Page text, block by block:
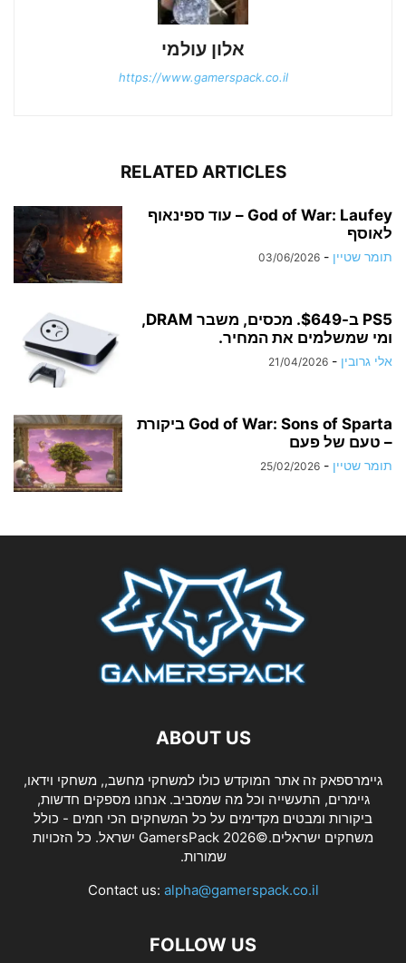
אלון עולמי
https://www.gamerspack.co.il
RELATED ARTICLES
God of War: Laufey – עוד ספינאוף
לאוסף
תומר שטיין -
03/06/2026
PS5 ב-$649. מכסים, משבר DRAM,
ומי שמשלמים את המחיר.
אלי גרובין -
21/04/2026
God of War: Sons of Sparta ביקורת
– טעם של פעם
תומר שטיין -
25/02/2026
ABOUT US
גיימרספאק זה אתר המוקדש כולו למשחקי מחשב,, משחקי וידאו,
גיימרים, התעשייה וכל מה שמסביב. אנחנו מספקים חדשות,
ביקורות ומבטים מקדימים על כל המשחקים הכי חמים - כולל
משחקים ישראלים.©2026 GamersPack ישראל. כל הזכויות
שמורות.
Contact us: alpha@gamerspack.co.il
FOLLOW US